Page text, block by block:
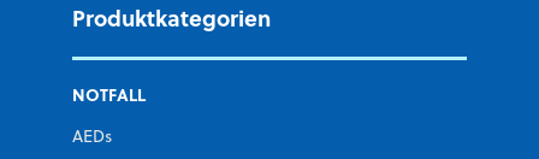
Produktkategorien
NOTFALL
AEDs